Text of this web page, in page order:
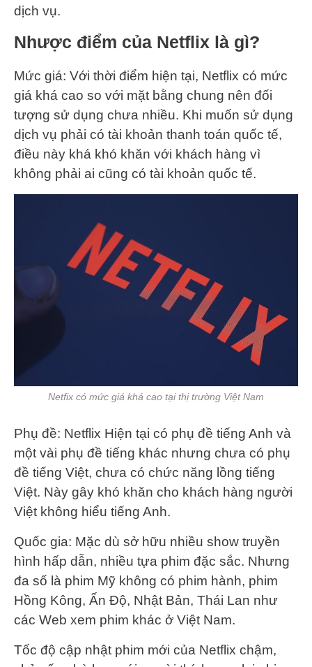
dịch vụ.
Nhược điểm của Netflix là gì?
Mức giá: Với thời điểm hiện tại, Netflix có mức
giá khá cao so với mặt bằng chung nên đối
tượng sử dụng chưa nhiều. Khi muốn sử dụng
dịch vụ phải có tài khoản thanh toán quốc tế,
điều này khá khó khăn với khách hàng vì
không phải ai cũng có tài khoản quốc tế.
Netfix có mức giá khá cao tại thị trường Việt Nam
Phụ đề: Netflix Hiện tại có phụ đề tiếng Anh và
một vài phụ đề tiếng khác nhưng chưa có phụ
đề tiếng Việt, chưa có chức năng lồng tiếng
Việt. Này gây khó khăn cho khách hàng người
Việt không hiểu tiếng Anh.
Quốc gia: Mặc dù sở hữu nhiều show truyền
hình hấp dẫn, nhiều tựa phim đặc sắc. Nhưng
đa số là phim Mỹ không có phim hành, phim
Hồng Kông, Ấn Độ, Nhật Bản, Thái Lan như
các Web xem phim khác ở Việt Nam.
Tốc độ cập nhật phim mới của Netflix chậm,